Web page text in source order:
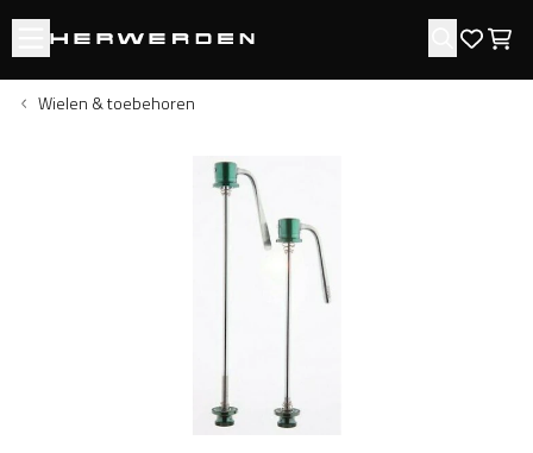
Open menu Zoeken
Wielen & toebehoren